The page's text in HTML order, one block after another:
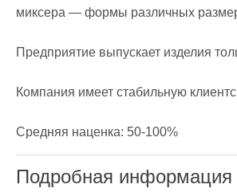
миксера — формы различных
Предприятие выпускает изделия
Компания имеет стабильную
Средняя наценка: 50-100%
Подробная информация